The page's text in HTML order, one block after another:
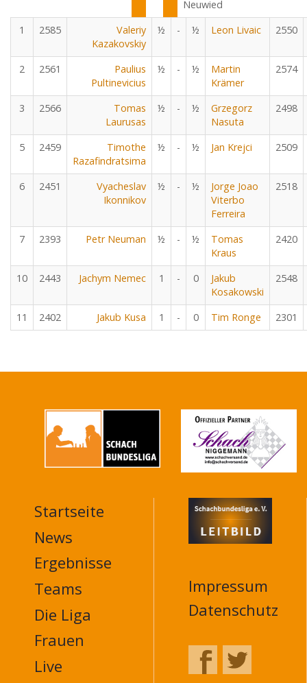
Neuwied
1
2585
Valeriy
Kazakovskiy
½ - ½ Leon Livaic 2550
2 2561
Paulius
Pultinevicius
½ - ½
Martin
Krämer
2574
3 2566
Tomas
Laurusas
½ - ½
Grzegorz
Nasuta
2498
5 2459
Timothe
Razafindratsima
½ - ½ Jan Krejci 2509
6 2451
Vyacheslav
Ikonnikov
½ - ½
Jorge Joao
Viterbo
Ferreira
2518
7 2393 Petr Neuman ½ - ½
Tomas
Kraus
2420
10 2443 Jachym Nemec 1 - 0
Jakub
Kosakowski
2548
11 2402 Jakub Kusa 1 - 0 Tim Ronge 2301
MAIN
NAVIGATION
FOOTER
Startseite
News
Ergebnisse
Teams
Die Liga
Frauen
Live
Impressum
Datenschutz